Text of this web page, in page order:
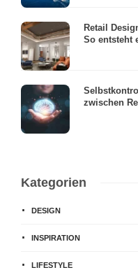
Retail
So entsteht
zwischen
Kategorien
DESIGN
INSPIRATION
LIFESTYLE